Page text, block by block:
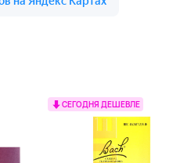
СЕГОДНЯ ДЕШЕВЛЕ